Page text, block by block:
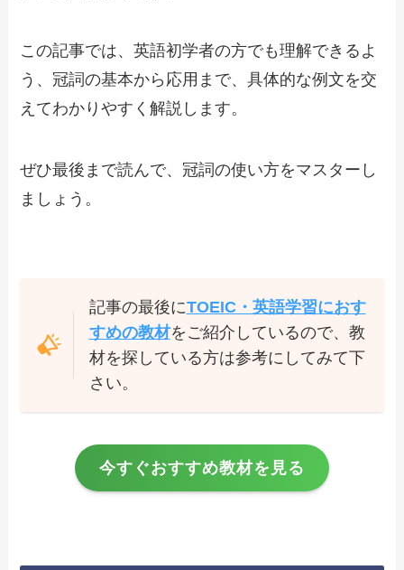
この記事では、英語初学者の方でも理解できるよ
う、冠詞の基本から応用まで、具体的な例文を交
えてわかりやすく解説します。
ぜひ最後まで読んで、冠詞の使い方をマスターし
ましょう。
記事の最後にTOEIC・英語学習におす
すめの教材をご紹介しているので、教
材を探している方は参考にしてみて下
さい。
今すぐおすすめ教材を見る